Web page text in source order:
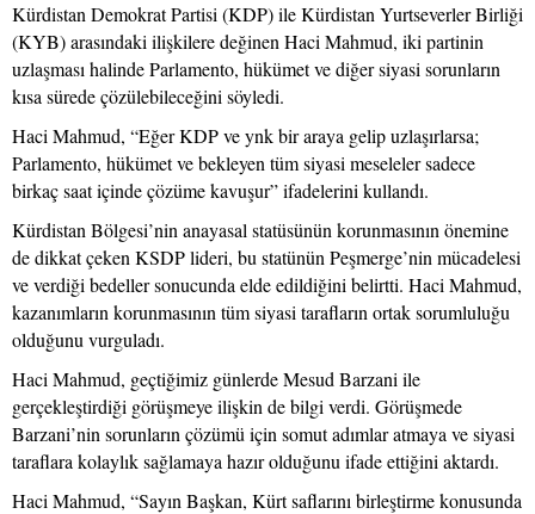
Kürdistan Demokrat Partisi (KDP) ile Kürdistan Yurtseverler Birliği
(KYB) arasındaki ilişkilere değinen Haci Mahmud, iki partinin
uzlaşması halinde Parlamento, hükümet ve diğer siyasi sorunların
kısa sürede çözülebileceğini söyledi.
Haci Mahmud, “Eğer KDP ve ynk bir araya gelip uzlaşırlarsa;
Parlamento, hükümet ve bekleyen tüm siyasi meseleler sadece
birkaç saat içinde çözüme kavuşur” ifadelerini kullandı.
Kürdistan Bölgesi’nin anayasal statüsünün korunmasının önemine
de dikkat çeken KSDP lideri, bu statünün Peşmerge’nin mücadelesi
ve verdiği bedeller sonucunda elde edildiğini belirtti. Haci Mahmud,
kazanımların korunmasının tüm siyasi tarafların ortak sorumluluğu
olduğunu vurguladı.
Haci Mahmud, geçtiğimiz günlerde Mesud Barzani ile
gerçekleştirdiği görüşmeye ilişkin de bilgi verdi. Görüşmede
Barzani’nin sorunların çözümü için somut adımlar atmaya ve siyasi
taraflara kolaylık sağlamaya hazır olduğunu ifade ettiğini aktardı.
Haci Mahmud, “Sayın Başkan, Kürt saflarını birleştirme konusunda